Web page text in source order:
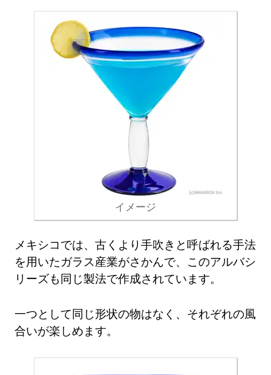
イメージ
メキシコでは、古くより手吹きと呼ばれる手法
を用いたガラス産業がさかんで、このアルバシ
リーズも同じ製法で作成されています。
一つとして同じ形状の物はなく、それぞれの風
合いが楽しめます。